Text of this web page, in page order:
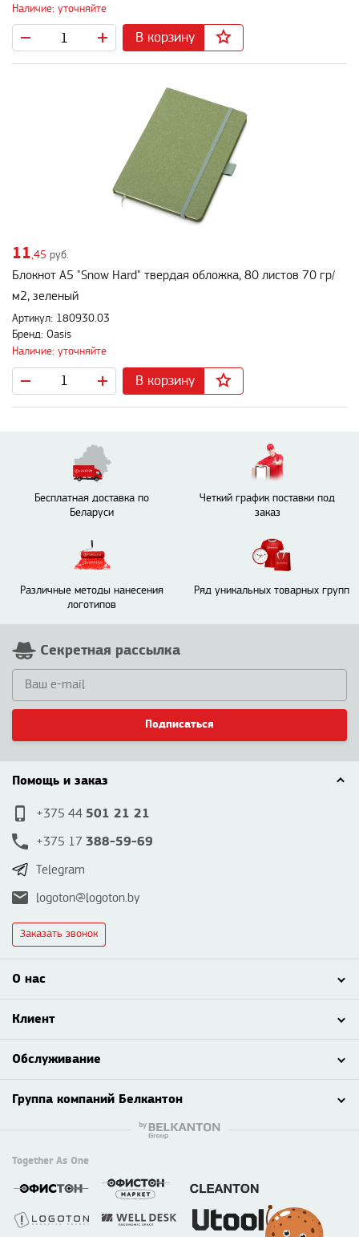
Наличие: уточняйте
В корзину
11,45 руб.
Блокнот А5 "Snow Hard" твердая обложка, 80 листов 70 гр/
м2, зеленый
Артикул: 180930.03
Бренд: Oasis
Наличие: уточняйте
В корзину
Бесплатная доставка по
Беларуси
Четкий график поставки под
заказ
Различные методы нанесения
логотипов
Ряд уникальных товарных групп
Секретная рассылка
Подписаться
Помощь и заказ
+375 44 501 21 21
+375 17 388-59-69
Telegram
logoton@logoton.by
Заказать звонок
О нас
Клиент
Обслуживание
Группа компаний Белкантон
Together As One